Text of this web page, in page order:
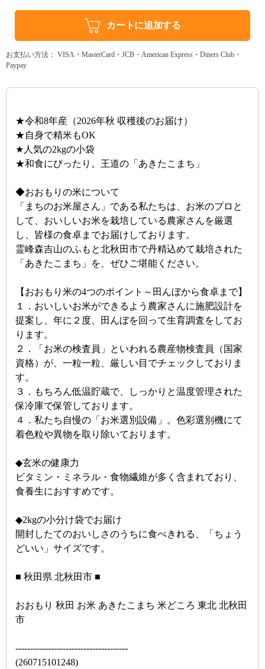
カートに追加する
お支払い方法： VISA・MasterCard・JCB・American Express・Diners Club・
Paypay
★令和8年産（2026年秋 収穫後のお届け）
★自身で精米もOK
★人気の2kgの小袋
★和食にぴったり。王道の「あきたこまち」
◆おおもりの米について
「まちのお米屋さん」である私たちは、お米のプロと
して、おいしいお米を栽培している農家さんを厳選
し、皆様の食卓までお届けしております。
霊峰森吉山のふもと北秋田市で丹精込めて栽培された
「あきたこまち」を、ぜひご堪能ください。
【おおもり米の4つのポイント～田んぼから食卓まで】
１．おいしいお米ができるよう農家さんに施肥設計を
提案し、年に２度、田んぼを回って生育調査をしてお
ります。
２．「お米の検査員」といわれる農産物検査員（国家
資格）が、一粒一粒、厳しい目でチェックしておりま
す。
３．もちろん低温貯蔵で、しっかりと温度管理された
保冷庫で保管しております。
４．私たち自慢の「お米選別設備」。色彩選別機にて
着色粒や異物を取り除いております。
◆玄米の健康力
ビタミン・ミネラル・食物繊維が多く含まれており、
食養生におすすめです。
◆2kgの小分け袋でお届け
開封したてのおいしさのうちに食べきれる、「ちょう
どいい」サイズです。
■ 秋田県 北秋田市 ■
おおもり 秋田 お米 あきたこまち 米どころ 東北 北秋田
市
--------------------------------------
(260715101248)